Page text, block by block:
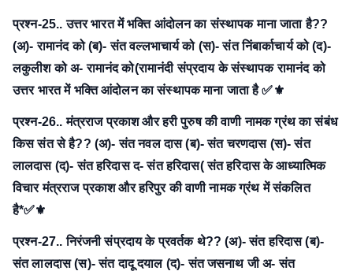
प्रश्न-25.. उत्तर भारत में भक्ति आंदोलन का संस्थापक माना जाता है??
(अ)- रामानंद को (ब)- संत वल्लभाचार्य को (स)- संत निंबार्काचार्य को (द)-
लकुलीश को अ- रामानंद को(रामानंदी संप्रदाय के संस्थापक रामानंद को
उत्तर भारत में भक्ति आंदोलन का संस्थापक माना जाता है ✅⚜
प्रश्न-26.. मंत्रराज प्रकाश और हरी पुरुष की वाणी नामक ग्रंथ का संबंध
किस संत से है?? (अ)- संत नवल दास (ब)- संत चरणदास (स)- संत
लालदास (द)- संत हरिदास द- संत हरिदास( संत हरिदास के आध्यात्मिक
विचार मंत्रराज प्रकाश और हरिपुर की वाणी नामक ग्रंथ में संकलित
है*✅⚜
प्रश्न-27.. निरंजनी संप्रदाय के प्रवर्तक थे?? (अ)- संत हरिदास (ब)-
संत लालदास (स)- संत दादू दयाल (द)- संत जसनाथ जी अ- संत